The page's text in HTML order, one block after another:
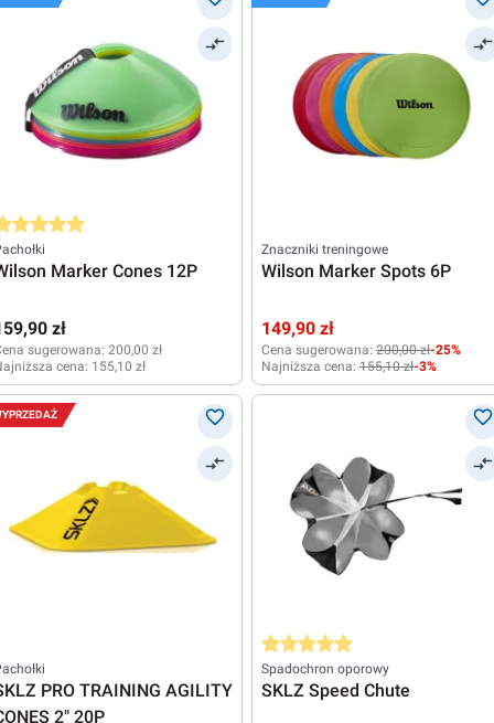
ocena 5 z 5 gwiazdek
Marker Cones 12P
zł
sugerowana: 200,00 zł
cena: 155,10 zł
Znaczniki treningowe
Wilson Marker Spots 6P
149,90 zł
Cena sugerowana: 200,00 zł-25%
Najniższa cena: 155,10 zł-3%
PRO TRAINING AGILITY
2" 20P
Średnia ocena 5 z 5 gwiazdek
Spadochron oporowy
SKLZ Speed Chute